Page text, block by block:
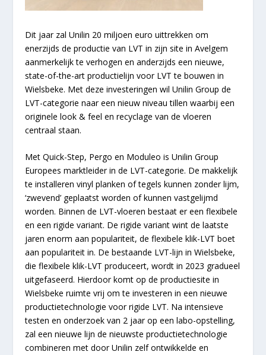
Dit jaar zal Unilin 20 miljoen euro uittrekken om
enerzijds de productie van LVT in zijn site in Avelgem
aanmerkelijk te verhogen en anderzijds een nieuwe,
state-of-the-art productielijn voor LVT te bouwen in
Wielsbeke. Met deze investeringen wil Unilin Group de
LVT-categorie naar een nieuw niveau tillen waarbij een
originele look & feel en recyclage van de vloeren
centraal staan.
Met Quick-Step, Pergo en Moduleo is Unilin Group
Europees marktleider in de LVT-categorie. De makkelijk
te installeren vinyl planken of tegels kunnen zonder lijm,
‘zwevend’ geplaatst worden of kunnen vastgelijmd
worden. Binnen de LVT-vloeren bestaat er een flexibele
en een rigide variant. De rigide variant wint de laatste
jaren enorm aan populariteit, de flexibele klik-LVT boet
aan populariteit in. De bestaande LVT-lijn in Wielsbeke,
die flexibele klik-LVT produceert, wordt in 2023 gradueel
uitgefaseerd. Hierdoor komt op de productiesite in
Wielsbeke ruimte vrij om te investeren in een nieuwe
productietechnologie voor rigide LVT. Na intensieve
testen en onderzoek van 2 jaar op een labo-opstelling,
zal een nieuwe lijn de nieuwste productietechnologie
combineren met door Unilin zelf ontwikkelde en